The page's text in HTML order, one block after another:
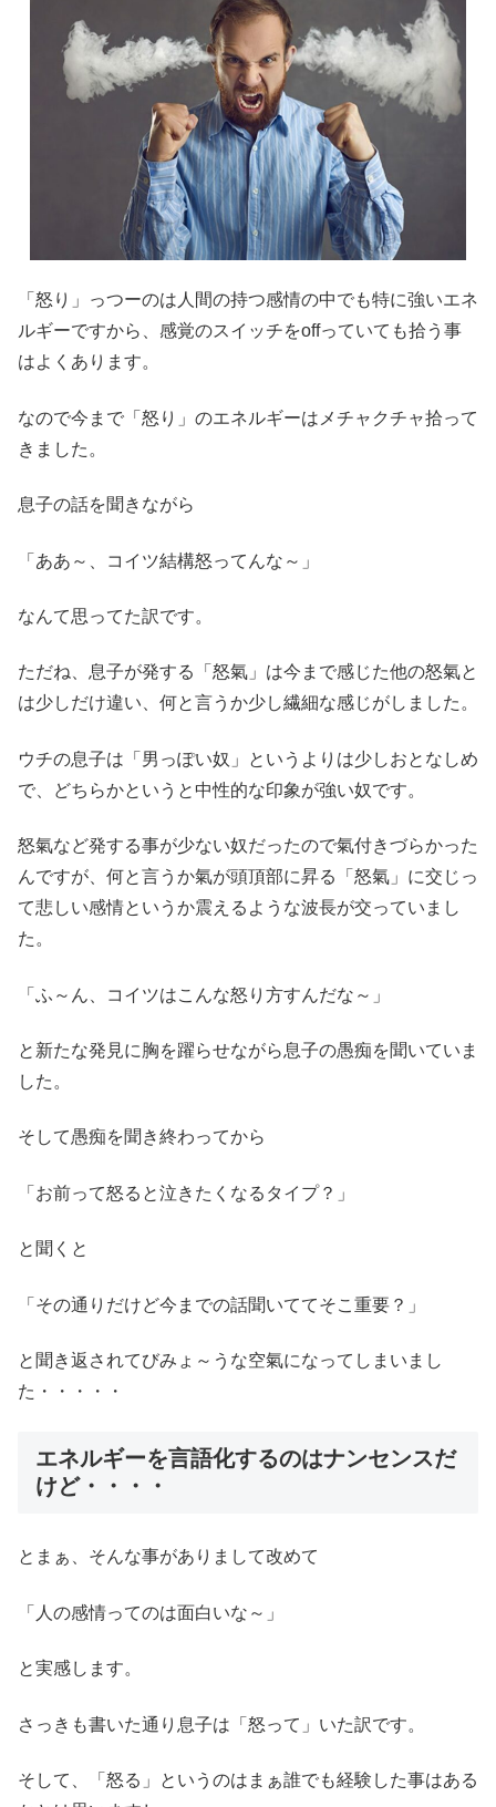
「怒り」っつーのは人間の持つ感情の中でも特に強いエネ
ルギーですから、感覚のスイッチをoffっていても拾う事
はよくあります。
なので今まで「怒り」のエネルギーはメチャクチャ拾って
きました。
息子の話を聞きながら
「ああ～、コイツ結構怒ってんな～」
なんて思ってた訳です。
ただね、息子が発する「怒氣」は今まで感じた他の怒氣と
は少しだけ違い、何と言うか少し繊細な感じがしました。
ウチの息子は「男っぽい奴」というよりは少しおとなしめ
で、どちらかというと中性的な印象が強い奴です。
怒氣など発する事が少ない奴だったので氣付きづらかった
んですが、何と言うか氣が頭頂部に昇る「怒氣」に交じっ
て悲しい感情というか震えるような波長が交っていまし
た。
「ふ～ん、コイツはこんな怒り方すんだな～」
と新たな発見に胸を躍らせながら息子の愚痴を聞いていま
した。
そして愚痴を聞き終わってから
「お前って怒ると泣きたくなるタイプ？」
と聞くと
「その通りだけど今までの話聞いててそこ重要？」
と聞き返されてびみょ～うな空氣になってしまいまし
た・・・・・
エネルギーを言語化するのはナンセンスだ
けど・・・・
とまぁ、そんな事がありまして改めて
「人の感情ってのは面白いな～」
と実感します。
さっきも書いた通り息子は「怒って」いた訳です。
そして、「怒る」というのはまぁ誰でも経験した事はある